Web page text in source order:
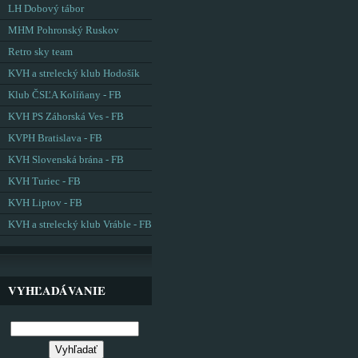
LH Dobový tábor
MHM Pohronský Ruskov
Retro sky team
KVH a strelecký klub Hodošík
Klub ČSĽA Kolíňany - FB
KVH PS Záhorská Ves - FB
KVPH Bratislava - FB
KVH Slovenská brána - FB
KVH Turiec - FB
KVH Liptov - FB
KVH a strelecký klub Vráble - FB
VYHĽADÁVANIE